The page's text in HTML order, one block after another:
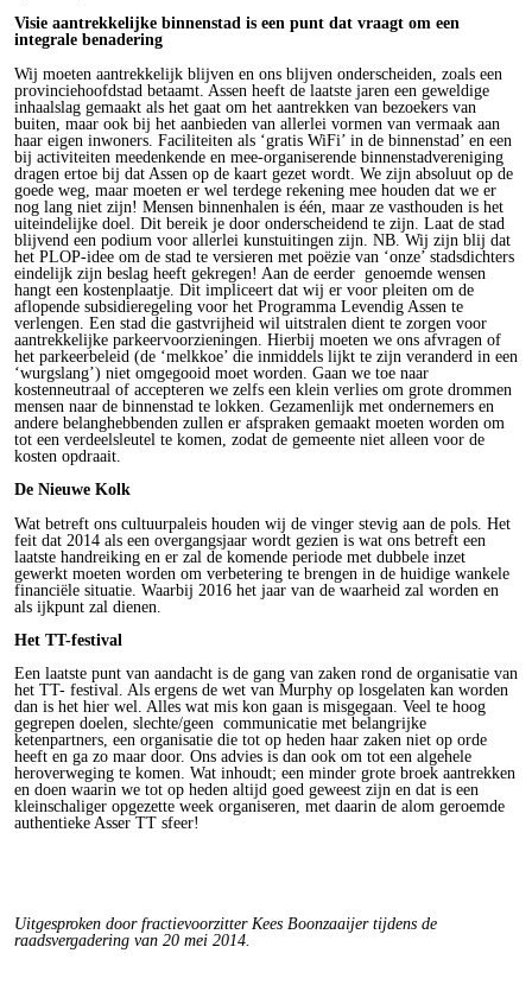
Visie aantrekkelijke binnenstad is een punt dat vraagt om een
integrale benadering
Wij moeten aantrekkelijk blijven en ons blijven onderscheiden, zoals een
provinciehoofdstad betaamt. Assen heeft de laatste jaren een geweldige
inhaalslag gemaakt als het gaat om het aantrekken van bezoekers van
buiten, maar ook bij het aanbieden van allerlei vormen van vermaak aan
haar eigen inwoners. Faciliteiten als ‘gratis WiFi’ in de binnenstad’ en een
bij activiteiten meedenkende en mee-organiserende binnenstadvereniging
dragen ertoe bij dat Assen op de kaart gezet wordt. We zijn absoluut op de
goede weg, maar moeten er wel terdege rekening mee houden dat we er
nog lang niet zijn! Mensen binnenhalen is één, maar ze vasthouden is het
uiteindelijke doel. Dit bereik je door onderscheidend te zijn. Laat de stad
blijvend een podium voor allerlei kunstuitingen zijn. NB. Wij zijn blij dat
het PLOP-idee om de stad te versieren met poëzie van ‘onze’ stadsdichters
eindelijk zijn beslag heeft gekregen! Aan de eerder genoemde wensen
hangt een kostenplaatje. Dit impliceert dat wij er voor pleiten om de
aflopende subsidieregeling voor het Programma Levendig Assen te
verlengen. Een stad die gastvrijheid wil uitstralen dient te zorgen voor
aantrekkelijke parkeervoorzieningen. Hierbij moeten we ons afvragen of
het parkeerbeleid (de ‘melkkoe’ die inmiddels lijkt te zijn veranderd in een
‘wurgslang’) niet omgegooid moet worden. Gaan we toe naar
kostenneutraal of accepteren we zelfs een klein verlies om grote drommen
mensen naar de binnenstad te lokken. Gezamenlijk met ondernemers en
andere belanghebbenden zullen er afspraken gemaakt moeten worden om
tot een verdeelsleutel te komen, zodat de gemeente niet alleen voor de
kosten opdraait.
De Nieuwe Kolk
Wat betreft ons cultuurpaleis houden wij de vinger stevig aan de pols. Het
feit dat 2014 als een overgangsjaar wordt gezien is wat ons betreft een
laatste handreiking en er zal de komende periode met dubbele inzet
gewerkt moeten worden om verbetering te brengen in de huidige wankele
financiële situatie. Waarbij 2016 het jaar van de waarheid zal worden en
als ijkpunt zal dienen.
Het TT-festival
Een laatste punt van aandacht is de gang van zaken rond de organisatie van
het TT- festival. Als ergens de wet van Murphy op losgelaten kan worden
dan is het hier wel. Alles wat mis kon gaan is misgegaan. Veel te hoog
gegrepen doelen, slechte/geen communicatie met belangrijke
ketenpartners, een organisatie die tot op heden haar zaken niet op orde
heeft en ga zo maar door. Ons advies is dan ook om tot een algehele
heroverweging te komen. Wat inhoudt; een minder grote broek aantrekken
en doen waarin we tot op heden altijd goed geweest zijn en dat is een
kleinschaliger opgezette week organiseren, met daarin de alom geroemde
authentieke Asser TT sfeer!
Uitgesproken door fractievoorzitter Kees Boonzaaijer tijdens de
raadsvergadering van 20 mei 2014.